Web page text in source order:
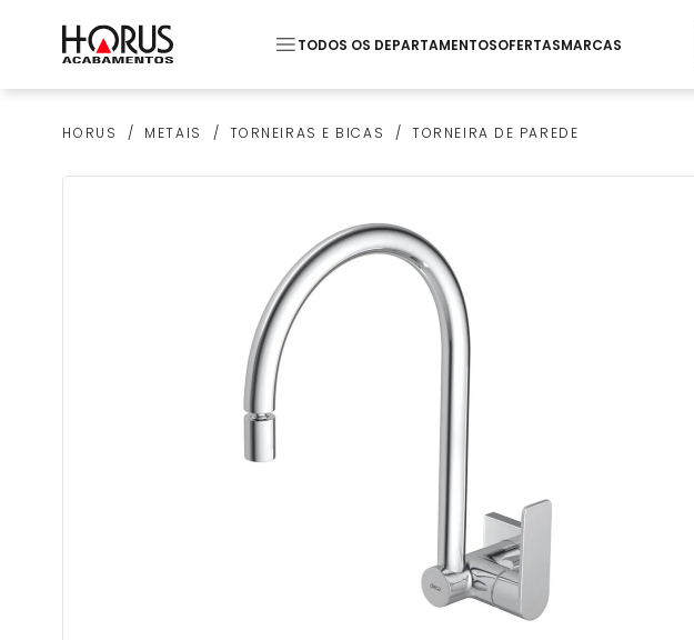
TODOS OS DEPARTAMENTOSOFERTASMARCAS
HORUS METAIS TORNEIRAS E BICAS TORNEIRA DE PAREDE